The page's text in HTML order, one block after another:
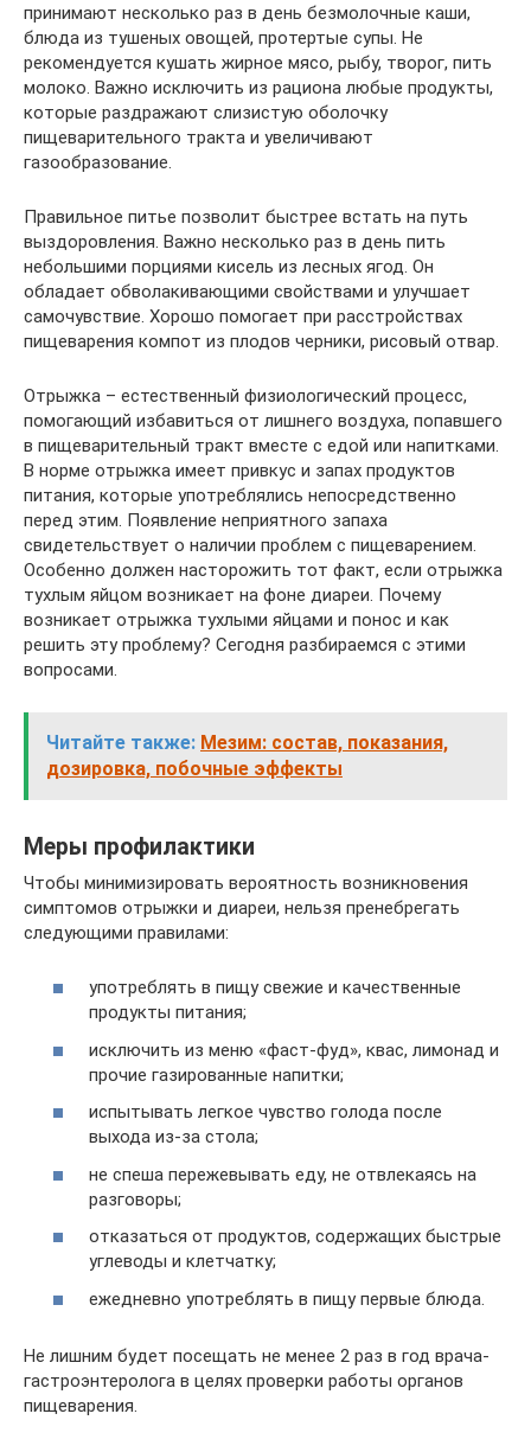
принимают несколько раз в день безмолочные каши,
блюда из тушеных овощей, протертые супы. Не
рекомендуется кушать жирное мясо, рыбу, творог, пить
молоко. Важно исключить из рациона любые продукты,
которые раздражают слизистую оболочку
пищеварительного тракта и увеличивают
газообразование.
Правильное питье позволит быстрее встать на путь
выздоровления. Важно несколько раз в день пить
небольшими порциями кисель из лесных ягод. Он
обладает обволакивающими свойствами и улучшает
самочувствие. Хорошо помогает при расстройствах
пищеварения компот из плодов черники, рисовый отвар.
Отрыжка – естественный физиологический процесс,
помогающий избавиться от лишнего воздуха, попавшего
в пищеварительный тракт вместе с едой или напитками.
В норме отрыжка имеет привкус и запах продуктов
питания, которые употреблялись непосредственно
перед этим. Появление неприятного запаха
свидетельствует о наличии проблем с пищеварением.
Особенно должен насторожить тот факт, если отрыжка
тухлым яйцом возникает на фоне диареи. Почему
возникает отрыжка тухлыми яйцами и понос и как
решить эту проблему? Сегодня разбираемся с этими
вопросами.
Читайте также: Мезим: состав, показания,
дозировка, побочные эффекты
Меры профилактики
Чтобы минимизировать вероятность возникновения
симптомов отрыжки и диареи, нельзя пренебрегать
следующими правилами:
употреблять в пищу свежие и качественные
продукты питания;
исключить из меню «фаст-фуд», квас, лимонад и
прочие газированные напитки;
испытывать легкое чувство голода после
выхода из-за стола;
не спеша пережевывать еду, не отвлекаясь на
разговоры;
отказаться от продуктов, содержащих быстрые
углеводы и клетчатку;
ежедневно употреблять в пищу первые блюда.
Не лишним будет посещать не менее 2 раз в год врача-
гастроэнтеролога в целях проверки работы органов
пищеварения.